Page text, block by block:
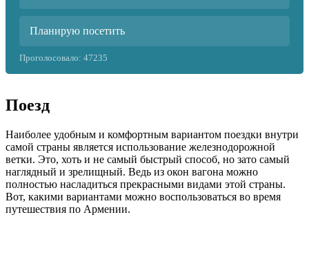
Планирую посетить
Проголосовало: 47235
Поезд
Наиболее удобным и комфортным вариантом поездки внутри
самой страны является использование железнодорожной
ветки. Это, хоть и не самый быстрый способ, но зато самый
наглядный и зрелищный. Ведь из окон вагона можно
полностью насладиться прекрасными видами этой страны.
Вот, какими вариантами можно воспользоваться во время
путешествия по Армении.